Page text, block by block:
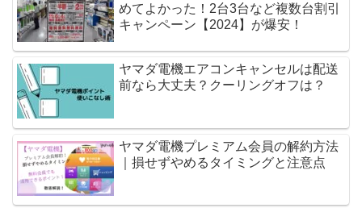
めてよかった！2台3台など複数台割引
キャンペーン【2024】が爆安！
ヤマダ電機エアコンキャンセルは配送
前なら大丈夫？クーリングオフは？
ヤマダ電機プレミアム会員の解約方法
｜損せずやめるタイミングと注意点